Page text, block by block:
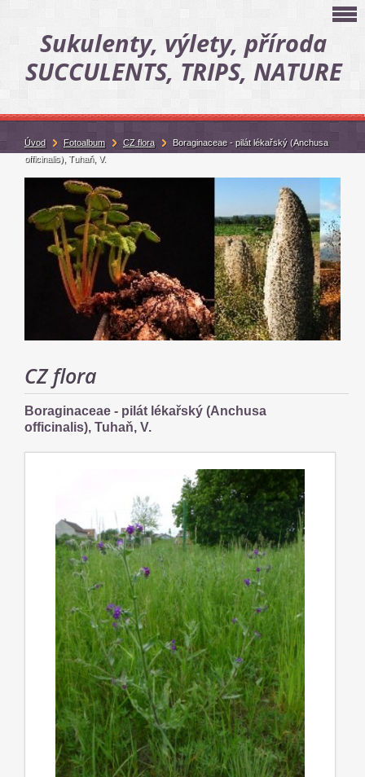
Sukulenty, výlety, příroda
SUCCULENTS, TRIPS, NATURE
CZ flora
Boraginaceae - pilát lékařský (Anchusa
officinalis), Tuhaň, V.
Úvod Fotoalbum CZ flora
Boraginaceae - pilát lékařský (Anchusa
officinalis), Tuhaň, V.